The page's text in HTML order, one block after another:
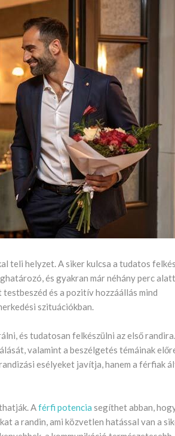
teli helyzet. A siker kulcsa a tudatos
és gyakran már néhány perc
és a pozitív hozzáállás mind
szituációkban.
és tudatosan felkészülni az első
valamint a beszélgetés témáinak
esélyeket javítja, hanem a férfiak
Aférfi potencia segíthet abban,
a randin, ami közvetlen hatással van a